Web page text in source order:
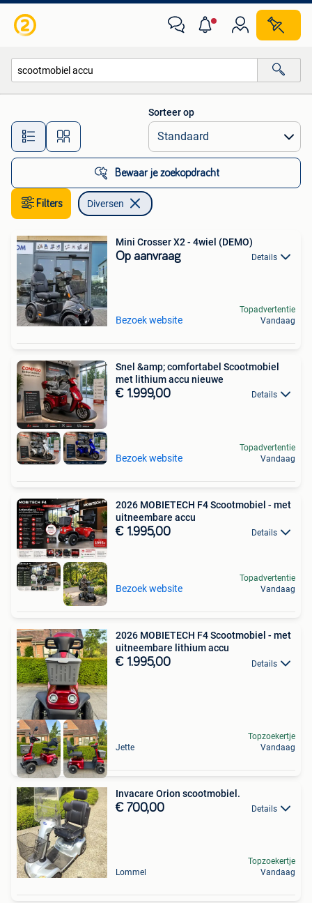
Alle afstanden…
Sorteer op
Bewaar je zoekopdracht
Filters Diversen
Mini Crosser X2 - 4wiel (DEMO)
Op aanvraag Details
Bezoek website
Topadvertentie
Vandaag
Snel &amp; comfortabel Scootmobiel
met lithium accu nieuwe
€ 1.999,00 Details
Bezoek website
Topadvertentie
Vandaag
2026 MOBIETECH F4 Scootmobiel - met
uitneembare accu
€ 1.995,00 Details
Bezoek website
Topadvertentie
Vandaag
2026 MOBIETECH F4 Scootmobiel - met
uitneembare lithium accu
€ 1.995,00 Details
Jette
Topzoekertje
Vandaag
Invacare Orion scootmobiel.
€ 700,00 Details
Lommel
Topzoekertje
Vandaag